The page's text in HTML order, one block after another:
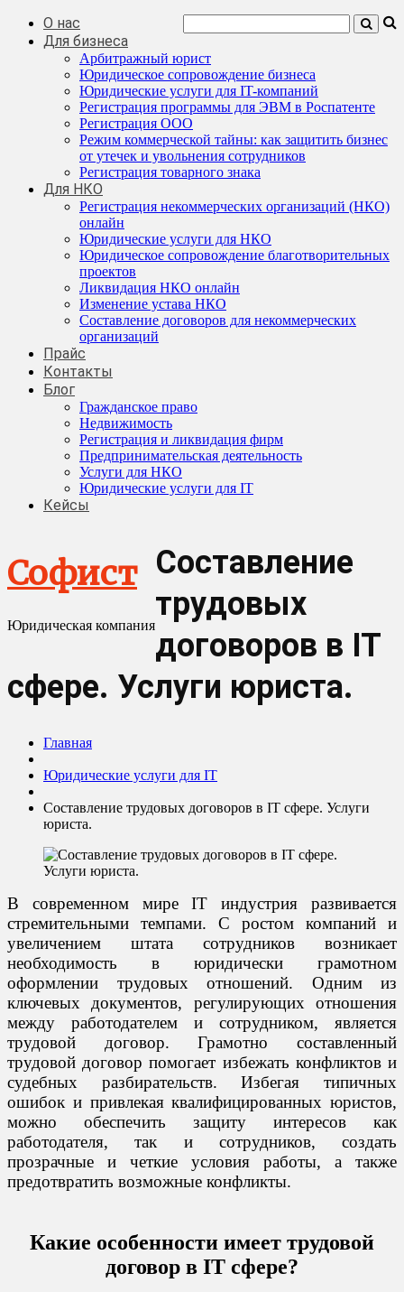
О нас
Для бизнеса
Арбитражный юрист
Юридическое сопровождение бизнеса
Юридические услуги для IT-компаний
Регистрация программы для ЭВМ в Роспатенте
Регистрация ООО
Режим коммерческой тайны: как защитить бизнес
от утечек и увольнения сотрудников
Регистрация товарного знака
Для НКО
Регистрация некоммерческих организаций (НКО)
онлайн
Юридические услуги для НКО
Юридическое сопровождение благотворительных
проектов
Ликвидация НКО онлайн
Изменение устава НКО
Составление договоров для некоммерческих
организаций
Прайс
Контакты
Блог
Гражданское право
Недвижимость
Регистрация и ликвидация фирм
Предпринимательская деятельность
Услуги для НКО
Юридические услуги для IT
Кейсы
Софист
Юридическая компания
Составление
трудовых
договоров в IT
сфере. Услуги юриста.
Главная
Юридические услуги для IT
Составление трудовых договоров в IT сфере. Услуги
юриста.
В современном мире IT индустрия развивается
стремительными темпами. С ростом компаний и
увеличением штата сотрудников возникает
необходимость в юридически грамотном
оформлении трудовых отношений. Одним из
ключевых документов, регулирующих отношения
между работодателем и сотрудником, является
трудовой договор. Грамотно составленный
трудовой договор помогает избежать конфликтов и
судебных разбирательств. Избегая типичных
ошибок и привлекая квалифицированных юристов,
можно обеспечить защиту интересов как
работодателя, так и сотрудников, создать
прозрачные и четкие условия работы, а также
предотвратить возможные конфликты.
Какие особенности имеет трудовой
договор в IT сфере?